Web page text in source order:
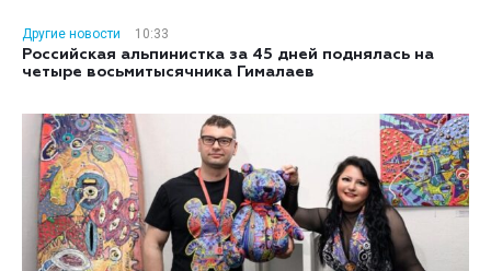
Другие новости
10:33
Российская альпинистка за 45 дней поднялась на
четыре восьмитысячника Гималаев